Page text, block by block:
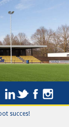
succes!